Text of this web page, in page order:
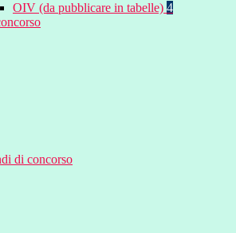
OIV (da pubblicare in tabelle) 4
di concorso